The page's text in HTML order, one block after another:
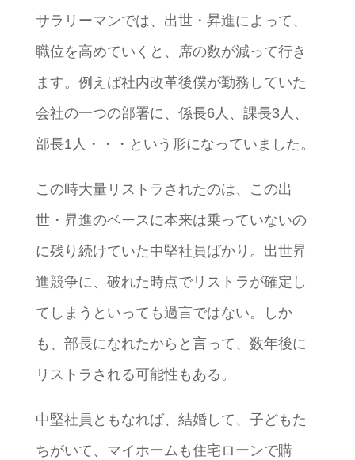
サラリーマンでは、出世・昇進によって、
職位を高めていくと、席の数が減って行き
ます。例えば社内改革後僕が勤務していた
会社の一つの部署に、係長6人、課長3人、
部長1人・・・という形になっていました。
この時大量リストラされたのは、この出
世・昇進のベースに本来は乗っていないの
に残り続けていた中堅社員ばかり。出世昇
進競争に、破れた時点でリストラが確定し
てしまうといっても過言ではない。しか
も、部長になれたからと言って、数年後に
リストラされる可能性もある。
中堅社員ともなれば、結婚して、子どもた
ちがいて、マイホームも住宅ローンで購